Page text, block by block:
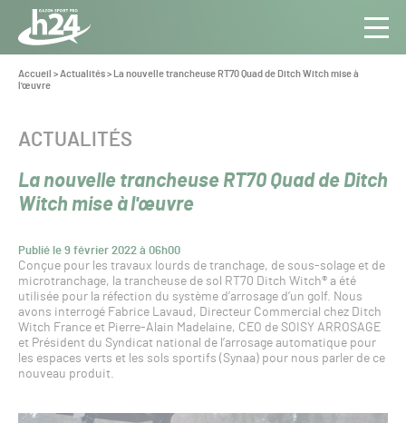
Panneau de gestion des cookies
Aller au contenu
Toute
l’info
du Gazon
Vous
êtes
Accueil >Actualités>
La nouvelle trancheuse RT70 Quad de Ditch Witch mise à
l'œuvre
La nouvelle trancheuse RT70 Quad de Ditch
Witch mise à l'œuvre
Publié le 9 février 2022 à 06h00
CATÉGORIE :
ACTUALITÉS
Conçue pour les travaux lourds de tranchage, de sous-solage et de
microtranchage, la trancheuse de sol RT70 Ditch Witch® a été
utilisée pour la réfection du système d’arrosage d’un golf. Nous
avons interrogé Fabrice Lavaud, Directeur Commercial chez Ditch
Witch France et Pierre-Alain Madelaine, CEO de SOISY ARROSAGE
et Président du Syndicat national de l’arrosage automatique pour
les espaces verts et les sols sportifs (Synaa) pour nous parler de ce
nouveau produit.